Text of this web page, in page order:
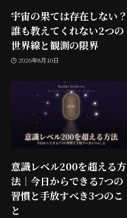
宇宙の果ては存在しない？
誰も教えてくれない2つの
世界線と観測の限界
2026年8月10日
意識レベル200を超える方
法｜今日からできる7つの
習慣と手放すべき3つのこ
と